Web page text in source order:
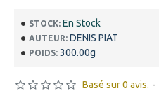
STOCK: En Stock
AUTEUR: DENIS PIAT
POIDS: 300.00g
Basé sur 0 avis. -